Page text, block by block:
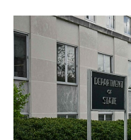
y
V
i